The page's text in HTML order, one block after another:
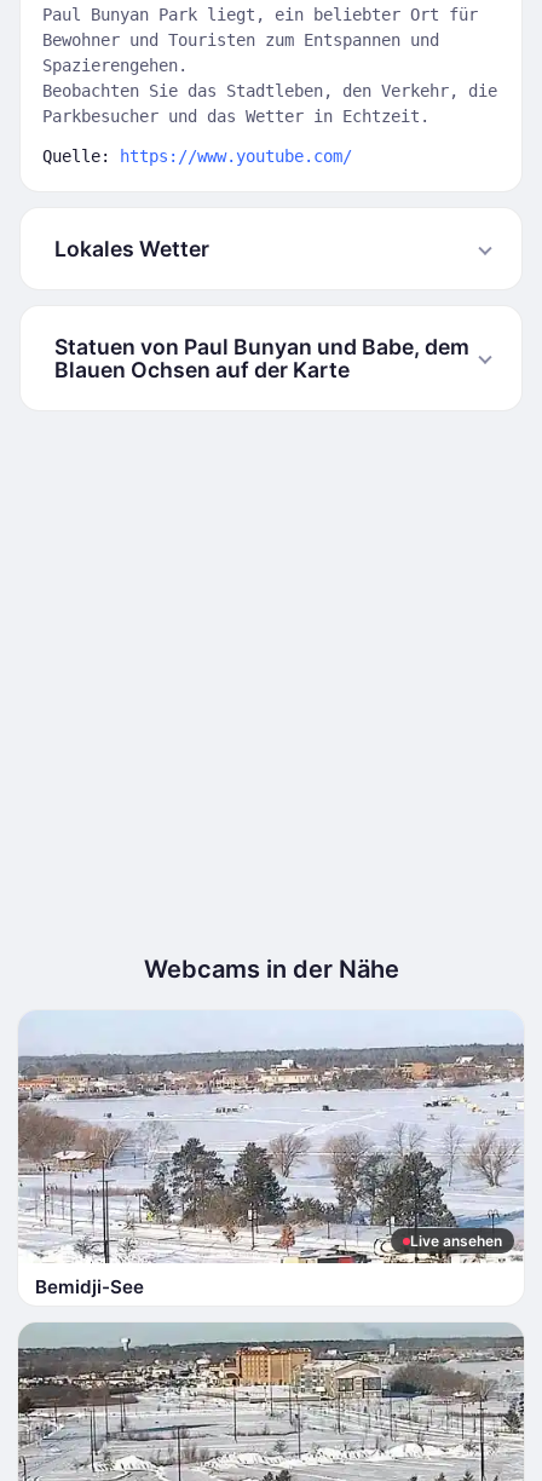
Paul Bunyan Park liegt, ein beliebter Ort für
Bewohner und Touristen zum Entspannen und
Spazierengehen.
Beobachten Sie das Stadtleben, den Verkehr, die
Parkbesucher und das Wetter in Echtzeit.
Quelle: https://www.youtube.com/
Lokales Wetter
Statuen von Paul Bunyan und Babe, dem
Blauen Ochsen auf der Karte
Webcams in der Nähe
Live ansehen
Bemidji-See